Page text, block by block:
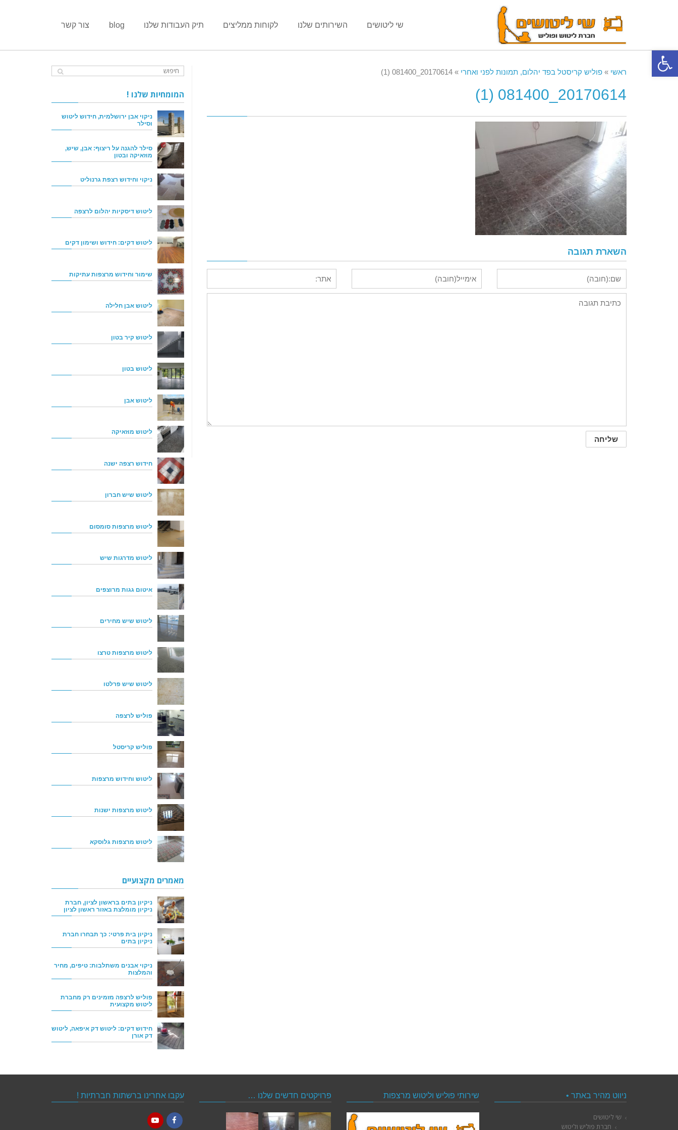
פתח סרגל נגישות
שי ליטושים השירותים שלנו לקוחות ממליצים תיק העבודות שלנו blog צור קשר
ראשי » פוליש קריסטל בפד יהלום, תמונות לפני ואחרי »
20170614_081400 (1)
20170614_081400 (1)
השארת תגובה
המומחיות שלנו !
ניקוי אבן ירושלמית, חידוש ליטוש
וסילר
סילר להגנה על ריצוף: אבן, שיש,
מוזאיקה ובטון
ניקוי וחידוש רצפת גרנוליט
ליטוש דיסקיות יהלום לרצפה
ליטוש דקים: חידוש ושימון דקים
שימור וחידוש מרצפות עתיקות
ליטוש אבן חלילה
ליטוש קיר בטון
ליטוש בטון
ליטוש אבן
ליטוש מוזאיקה
חידוש רצפה ישנה
ליטוש שיש חברון
ליטוש מרצפות סומסום
ליטוש מדרגות שיש
איטום גגות מרוצפים
ליטוש שיש מחירים
ליטוש מרצפות טרצו
ליטוש שיש פרלטו
פוליש לרצפה
פוליש קריסטל
ליטוש וחידוש מרצפות
ליטוש מרצפות ישנות
ליטוש מרצפות גלוסקא
מאמרים מקצועיים
ניקיון בתים בראשון לציון, חברת
ניקיון מומלצת באזור ראשון לציון
ניקיון בית פרטי: כך תבחרו חברת
ניקיון בתים
ניקוי אבנים משתלבות: טיפים, מחיר
והמלצות
פוליש לרצפה מזמינים רק מחברת
ליטוש מקצועית
חידוש דקים: ליטוש דק איפאה, ליטוש
דק אורן
ניווט מהיר באתר •
שי ליטושים
חברת פוליש וליטוש
שירותי פוליש וליטוש מרצפות פרויקטים חדשים שלנו … עקבו אחרינו ברשתות חברתיות !